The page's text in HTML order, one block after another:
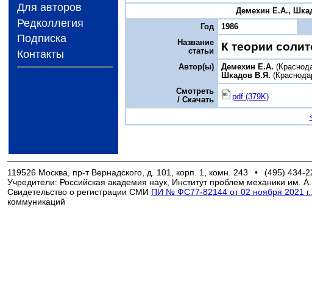
Для авторов
Редколлегия
Подписка
Контакты
Демехин Е.А.,
Год
1986
Название
статьи
К теории
Автор(ы) Демехин Е.А.
Шкадов В.Я.
Смотреть
/ Скачать
pdf (379K)
119526 Москва, пр-т Вернадского, д. 101, корп. 1, комн. 243 • (495) 434-
Учредители: Российская академия наук, Институт проблем механики им.
Свидетельство о регистрации СМИ ПИ № ФС77-82144 от 02 ноября 2021 г.
коммуникаций